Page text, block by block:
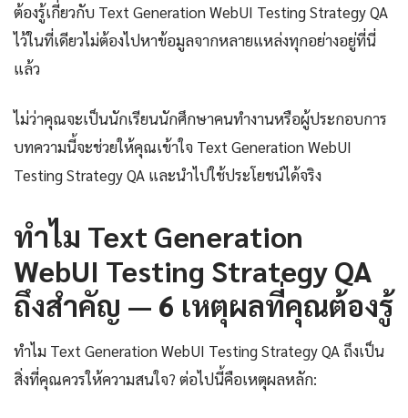
ต้องรู้เกี่ยวกับ Text Generation WebUI Testing Strategy QA
ไว้ในที่เดียวไม่ต้องไปหาข้อมูลจากหลายแหล่งทุกอย่างอยู่ที่นี่
แล้ว
ไม่ว่าคุณจะเป็นนักเรียนนักศึกษาคนทำงานหรือผู้ประกอบการ
บทความนี้จะช่วยให้คุณเข้าใจ Text Generation WebUI
Testing Strategy QA และนำไปใช้ประโยชน์ได้จริง
ทำไม Text Generation
WebUI Testing Strategy QA
ถึงสำคัญ — 6 เหตุผลที่คุณต้องรู้
ทำไม Text Generation WebUI Testing Strategy QA ถึงเป็น
สิ่งที่คุณควรให้ความสนใจ? ต่อไปนี้คือเหตุผลหลัก: